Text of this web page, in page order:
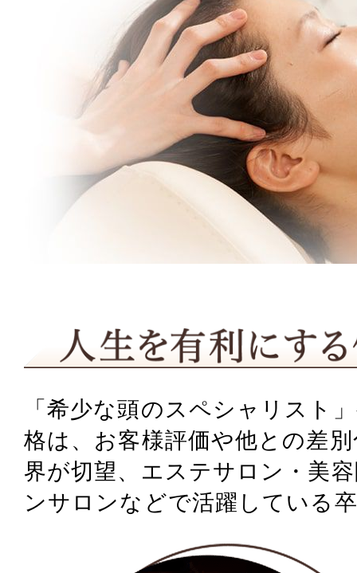
「希少な頭のスペシャリスト
格は、 お客様評価や他との差
界が切望、 エステサロン・美
ンサロンなどで活躍している